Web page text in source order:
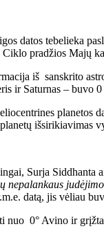
datos tebelieka
pradžios Majų
iš sanskrito
ir Saturnas – buvo
planetos
išsirikiavimas
Surja
nepalankaus
datą, jis vėliau
nuo 0° Avino ir